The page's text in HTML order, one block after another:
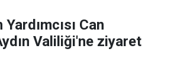
Can
Valiliği'ne ziyaret